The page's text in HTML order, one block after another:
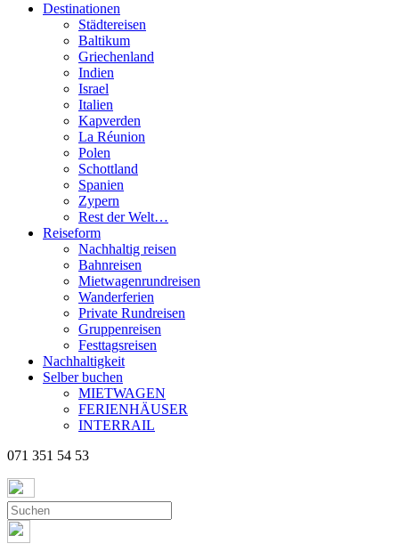
Destinationen
Städtereisen
Baltikum
Griechenland
Indien
Israel
Italien
Kapverden
La Réunion
Polen
Schottland
Spanien
Zypern
Rest der Welt…
Reiseform
Nachhaltig reisen
Bahnreisen
Mietwagenrundreisen
Wanderferien
Private Rundreisen
Gruppenreisen
Festtagsreisen
Nachhaltigkeit
Selber buchen
MIETWAGEN
FERIENHÄUSER
INTERRAIL
071 351 54 53